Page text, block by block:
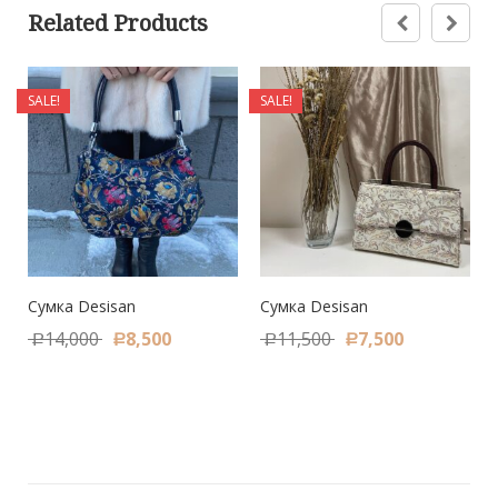
Related Products
SALE!
Сумка Desisan
Р14,000 Р8,500
SALE!
Сумка Desisan
Р11,500 Р7,500